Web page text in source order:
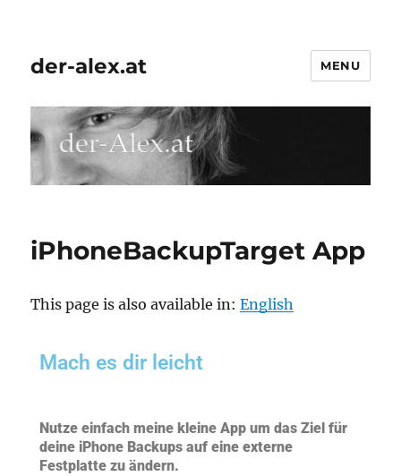
der-alex.at MENU
iPhoneBackupTarget App
This page is also available in:English
Mach es dir leicht
Nutze einfach meine kleine App um das Ziel für
deine iPhone Backups auf eine externe
Festplatte zu ändern.